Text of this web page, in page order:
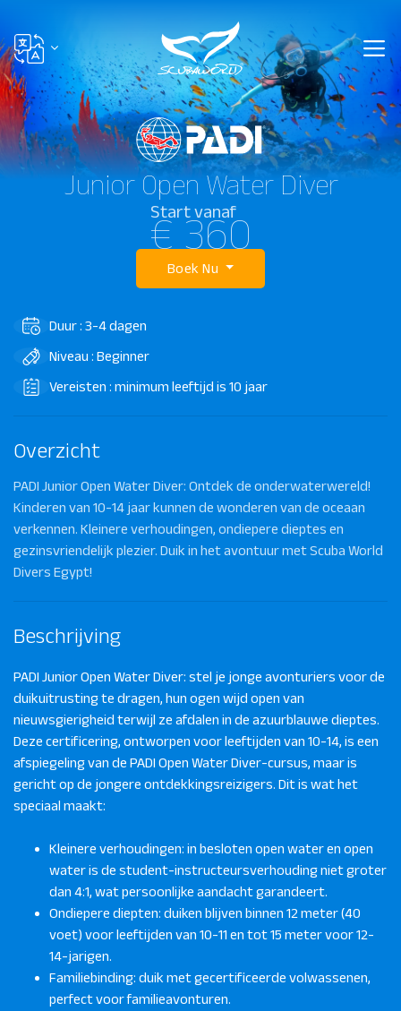
Junior Open Water Diver
Start vanaf
€ 360
Boek Nu
Duur : 3-4 dagen
Niveau : Beginner
Vereisten : minimum leeftijd is 10 jaar
Overzicht
PADI Junior Open Water Diver: Ontdek de onderwaterwereld!
Kinderen van 10-14 jaar kunnen de wonderen van de oceaan
verkennen. Kleinere verhoudingen, ondiepere dieptes en
gezinsvriendelijk plezier. Duik in het avontuur met Scuba World
Divers Egypt!
Beschrijving
PADI Junior Open Water Diver: stel je jonge avonturiers voor de
duikuitrusting te dragen, hun ogen wijd open van
nieuwsgierigheid terwijl ze afdalen in de azuurblauwe dieptes.
Deze certificering, ontworpen voor leeftijden van 10-14, is een
afspiegeling van de PADI Open Water Diver-cursus, maar is
gericht op de jongere ontdekkingsreizigers. Dit is wat het
speciaal maakt:
Kleinere verhoudingen: in besloten open water en open
water is de student-instructeursverhouding niet groter
dan 4:1, wat persoonlijke aandacht garandeert.
Ondiepere diepten: duiken blijven binnen 12 meter (40
voet) voor leeftijden van 10-11 en tot 15 meter voor 12-
14-jarigen.
Familiebinding: duik met gecertificeerde volwassenen,
perfect voor familieavonturen.